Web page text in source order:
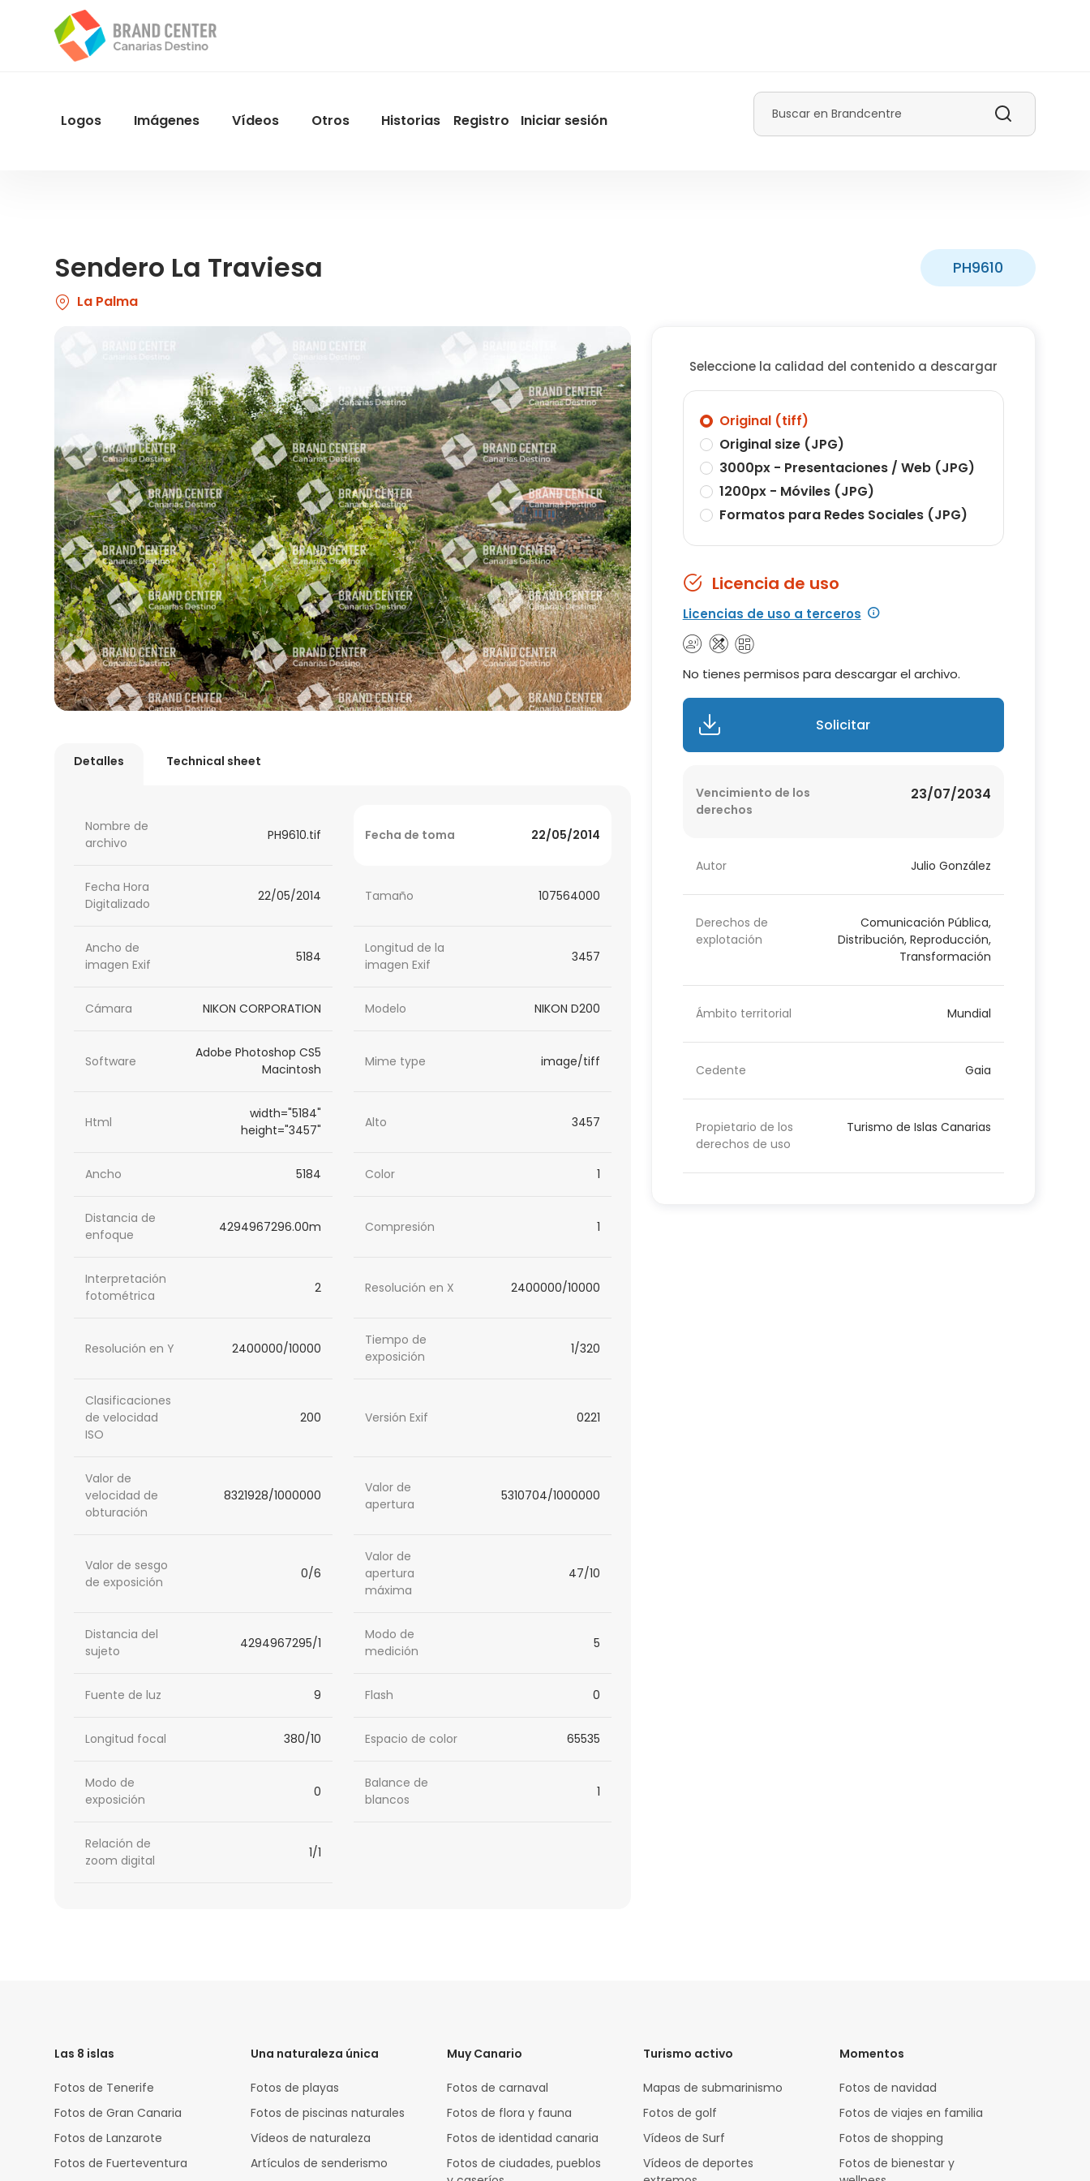
contenido
Menu
Logos Imágenes Vídeos Otros Historias
User
Registro Iniciar sesión
Buscar
Sendero La Traviesa PH9610
La Palma
Detalles Technical sheet
Nombre de
archivo
PH9610.tif Fecha de toma 22/05/2014
Fecha Hora
Digitalizado
22/05/2014 Tamaño 107564000
Ancho de
imagen Exif
5184
Longitud de la
imagen Exif
3457
Cámara NIKON CORPORATION Modelo NIKON D200
Software
Adobe Photoshop CS5
Macintosh
Mime type image/tiff
Html
width="5184"
height="3457"
Alto 3457
Ancho 5184 Color 1
Distancia de
enfoque
4294967296.00m Compresión 1
Interpretación
fotométrica
2 Resolución en X 2400000/10000
Resolución en Y 2400000/10000
Tiempo de
exposición
1/320
Clasificaciones
de velocidad
ISO
200 Versión Exif 0221
Valor de
velocidad de
obturación
8321928/1000000
Valor de
apertura
5310704/1000000
Valor de sesgo
de exposición
0/6
Valor de
apertura
máxima
47/10
Distancia del
sujeto
4294967295/1
Modo de
medición
5
Fuente de luz 9 Flash 0
Longitud focal 380/10 Espacio de color 65535
Modo de
exposición
0
Balance de
blancos
1
Relación de
zoom digital
1/1
Seleccione la calidad del contenido a descargar
Original (tiff)
Original size (JPG)
3000px - Presentaciones / Web (JPG)
1200px - Móviles (JPG)
Formatos para Redes Sociales (JPG)
Licencia de uso
Licencias de uso a terceros
No tienes permisos para descargar el archivo.
Solicitar
Vencimiento de los
derechos
23/07/2034
Autor Julio González
Derechos de
explotación
Comunicación Pública,
Distribución, Reproducción,
Transformación
Ámbito territorial Mundial
Cedente Gaia
Propietario de los
derechos de uso
Turismo de Islas Canarias
Las 8 islas
Fotos de Tenerife
Fotos de Gran Canaria
Fotos de Lanzarote
Fotos de Fuerteventura
Una naturaleza única
Fotos de playas
Fotos de piscinas naturales
Vídeos de naturaleza
Artículos de senderismo
Muy Canario
Fotos de carnaval
Fotos de flora y fauna
Fotos de identidad canaria
Fotos de ciudades, pueblos
Turismo activo
Mapas de submarinismo
Fotos de golf
Vídeos de Surf
Vídeos de deportes
Momentos
Fotos de navidad
Fotos de viajes en familia
Fotos de shopping
Fotos de bienestar y